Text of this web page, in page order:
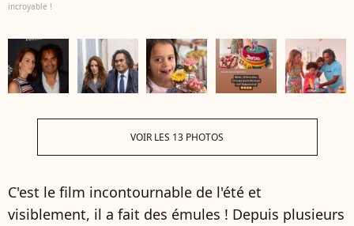
incroyable !
VOIR LES 13 PHOTOS
C'est le film incontournable de l'été et
visiblement, il a fait des émules ! Depuis plusieurs